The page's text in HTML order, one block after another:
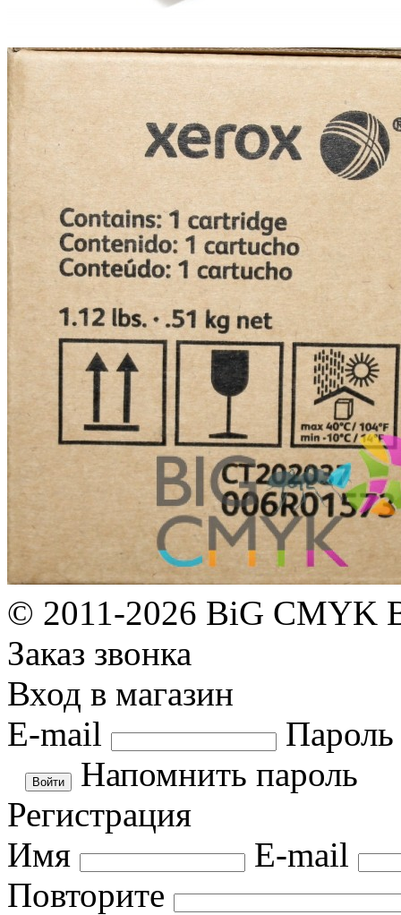
© 2011-2026 BiG CMYK
Заказ звонка
Вход в магазин
E-mail
Пароль
Напомнить пароль
Регистрация
Имя
E-mail
Повторите